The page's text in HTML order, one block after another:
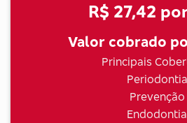
R$ 27,42
Valor cobrado
Principais
Periodontia
Prevenção
Endodontia